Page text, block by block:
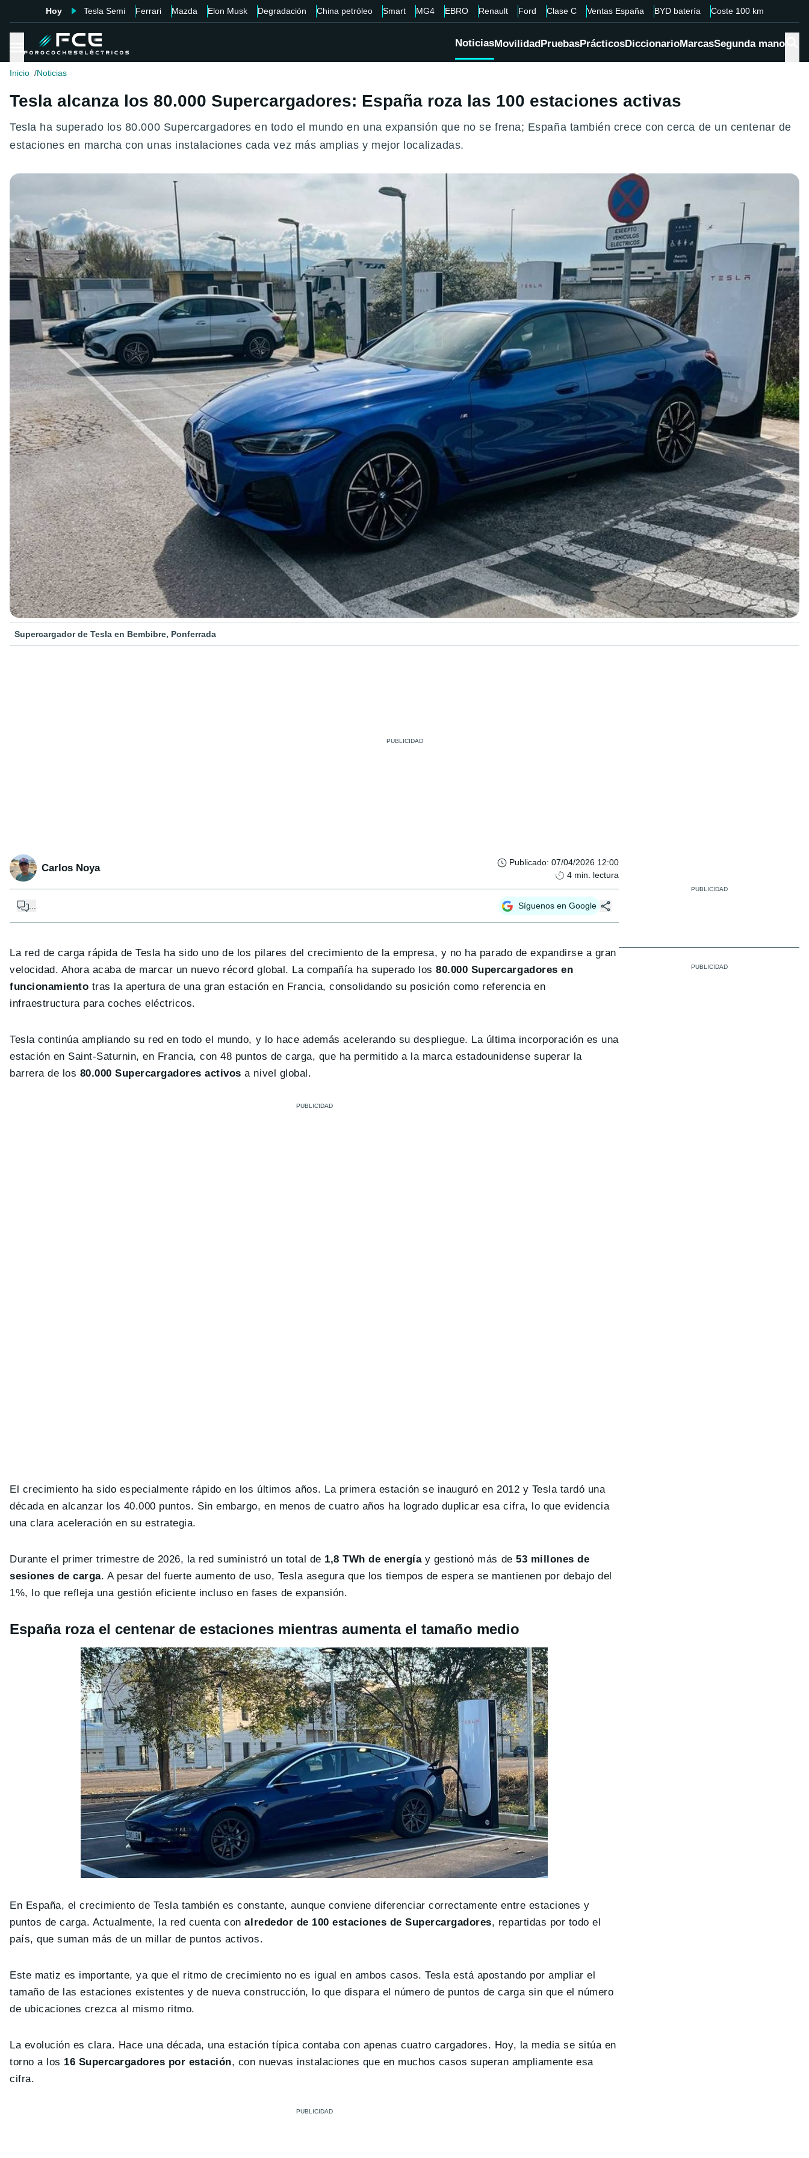
Hoy Tesla Semi Ferrari Mazda Elon Musk Degradación China petróleo Smart MG4 EBRO Renault Ford Clase C Ventas España BYD batería Coste 100 km
NoticiasMovilidadPruebasPrácticosDiccionarioMarcasSegunda mano
Inicio Noticias
Tesla alcanza los 80.000 Supercargadores: España roza las 100 estaciones activas
Tesla ha superado los 80.000 Supercargadores en todo el mundo en una expansión que no se frena; España también crece con cerca de un centenar de
estaciones en marcha con unas instalaciones cada vez más amplias y mejor localizadas.
Supercargador de Tesla en Bembibre, Ponferrada
Carlos Noya Publicado: 07/04/2026 12:00
4 min. lectura
... Síguenos en Google
La red de carga rápida de Tesla ha sido uno de los pilares del crecimiento de la empresa, y no ha parado de expandirse a gran
velocidad. Ahora acaba de marcar un nuevo récord global. La compañía ha superado los 80.000 Supercargadores en
funcionamiento tras la apertura de una gran estación en Francia, consolidando su posición como referencia en
infraestructura para coches eléctricos.
Tesla continúa ampliando su red en todo el mundo, y lo hace además acelerando su despliegue. La última incorporación es una
estación en Saint-Saturnin, en Francia, con 48 puntos de carga, que ha permitido a la marca estadounidense superar la
barrera de los 80.000 Supercargadores activos a nivel global.
El crecimiento ha sido especialmente rápido en los últimos años. La primera estación se inauguró en 2012 y Tesla tardó una
década en alcanzar los 40.000 puntos. Sin embargo, en menos de cuatro años ha logrado duplicar esa cifra, lo que evidencia
una clara aceleración en su estrategia.
Durante el primer trimestre de 2026, la red suministró un total de 1,8 TWh de energíay gestionó más de53 millones de
sesiones de carga. A pesar del fuerte aumento de uso, Tesla asegura que los tiempos de espera se mantienen por debajo del
1%, lo que refleja una gestión eficiente incluso en fases de expansión.
España roza el centenar de estaciones mientras aumenta el tamaño medio
En España, el crecimiento de Tesla también es constante, aunque conviene diferenciar correctamente entre estaciones y
puntos de carga. Actualmente, la red cuenta conalrededor de 100 estaciones de Supercargadores, repartidas por todo el
país, que suman más de un millar de puntos activos.
Este matiz es importante, ya que el ritmo de crecimiento no es igual en ambos casos. Tesla está apostando por ampliar el
tamaño de las estaciones existentes y de nueva construcción, lo que dispara el número de puntos de carga sin que el número
de ubicaciones crezca al mismo ritmo.
La evolución es clara. Hace una década, una estación típica contaba con apenas cuatro cargadores. Hoy, la media se sitúa en
torno a los 16 Supercargadores por estación, con nuevas instalaciones que en muchos casos superan ampliamente esa
cifra.